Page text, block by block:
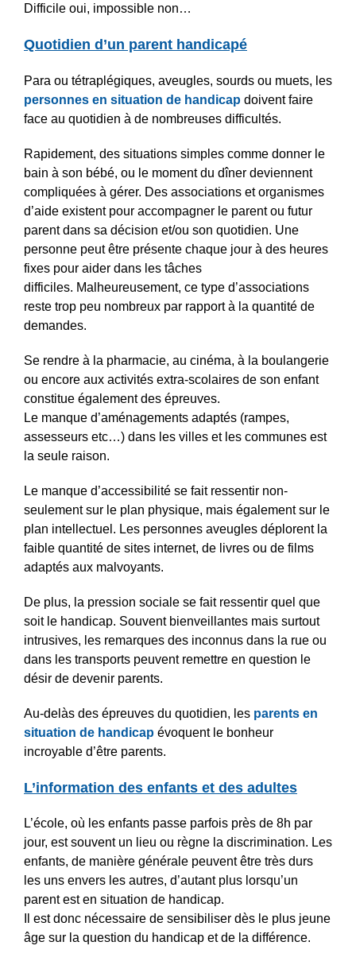
Difficile oui, impossible non…
Quotidien d’un parent handicapé
Para ou tétraplégiques, aveugles, sourds ou muets, les
personnes en situation de handicap doivent faire
face au quotidien à de nombreuses difficultés.
Rapidement, des situations simples comme donner le
bain à son bébé, ou le moment du dîner deviennent
compliquées à gérer. Des associations et organismes
d’aide existent pour accompagner le parent ou futur
parent dans sa décision et/ou son quotidien. Une
personne peut être présente chaque jour à des heures
fixes pour aider dans les tâches
difficiles. Malheureusement, ce type d’associations
reste trop peu nombreux par rapport à la quantité de
demandes.
Se rendre à la pharmacie, au cinéma, à la boulangerie
ou encore aux activités extra-scolaires de son enfant
constitue également des épreuves.
Le manque d’aménagements adaptés (rampes,
assesseurs etc…) dans les villes et les communes est
la seule raison.
Le manque d’accessibilité se fait ressentir non-
seulement sur le plan physique, mais également sur le
plan intellectuel. Les personnes aveugles déplorent la
faible quantité de sites internet, de livres ou de films
adaptés aux malvoyants.
De plus, la pression sociale se fait ressentir quel que
soit le handicap. Souvent bienveillantes mais surtout
intrusives, les remarques des inconnus dans la rue ou
dans les transports peuvent remettre en question le
désir de devenir parents.
Au-delàs des épreuves du quotidien, les parents en
situation de handicap évoquent le bonheur
incroyable d’être parents.
L’information des enfants et des adultes
L’école, où les enfants passe parfois près de 8h par
jour, est souvent un lieu ou règne la discrimination. Les
enfants, de manière générale peuvent être très durs
les uns envers les autres, d’autant plus lorsqu’un
parent est en situation de handicap.
Il est donc nécessaire de sensibiliser dès le plus jeune
âge sur la question du handicap et de la différence.